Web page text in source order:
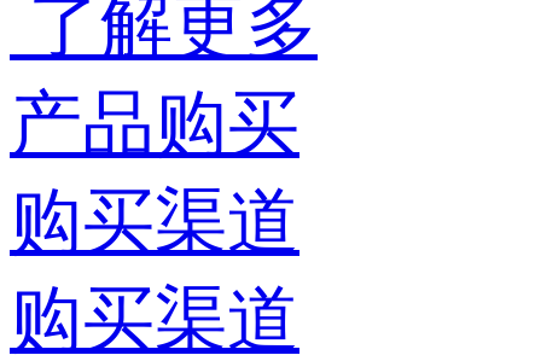
了解更多
产品购买
购买渠道
购买渠道